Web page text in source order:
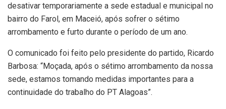
desativar temporariamente a sede estadual e municipal no
bairro do Farol, em Maceió, após sofrer o sétimo
arrombamento e furto durante o período de um ano.
O comunicado foi feito pelo presidente do partido, Ricardo
Barbosa: “Moçada, após o sétimo arrombamento da nossa
sede, estamos tomando medidas importantes para a
continuidade do trabalho do PT Alagoas”.